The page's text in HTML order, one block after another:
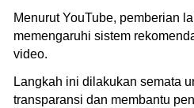
Menurut YouTube, pemberian
memengaruhi sistem
video.
Langkah ini dilakukan semata
transparansi dan membantu